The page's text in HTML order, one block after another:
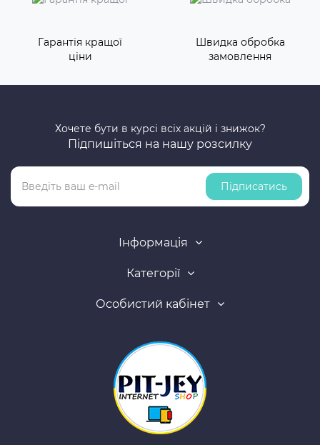
Гарантія кращої
ціни
Швидка обробка
замовлення
Хочете бути в курсі всіх акцій і знижок?
Підпишіться на нашу розсилку
Підписатись
Інформація
Категорії
Особистий кабінет